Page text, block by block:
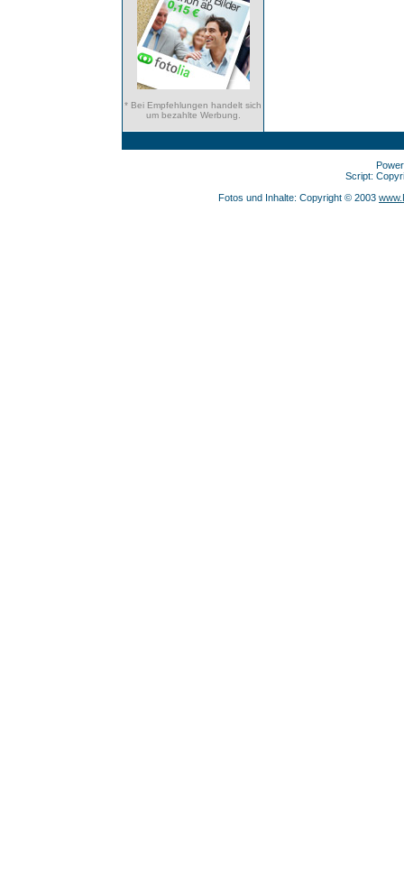
* Bei Empfehlungen handelt sich
um bezahlte Werbung.
Script:
Fotos und Inhalte: Copyright © 2003